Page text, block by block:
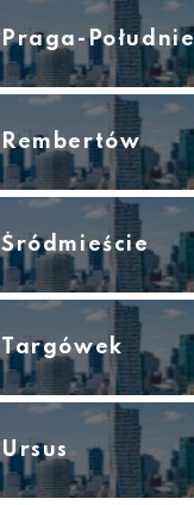
Praga-Południe
Rembertów
Śródmieście
Targówek
Ursus